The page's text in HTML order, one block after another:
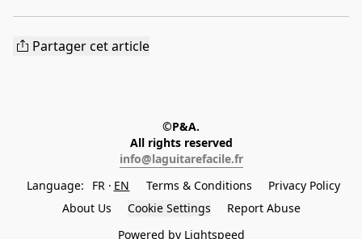
Partager cet article
©P&A.
All rights reserved
info@laguitarefacile.fr
Language:
FR EN Terms & Conditions
Privacy Policy
About Us
Cookie Settings
Report Abuse
Powered by Lightspeed